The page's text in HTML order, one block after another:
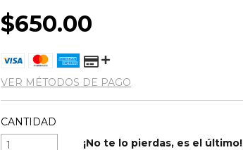
$650.00
VER MÉTODOS DE PAGO
CANTIDAD
¡No te lo pierdas, es el último!